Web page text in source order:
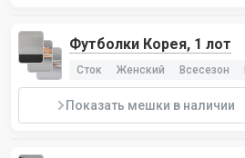
Футболки Корея, 1 лот
Сток Женский Всесезон
Показать мешки в наличии